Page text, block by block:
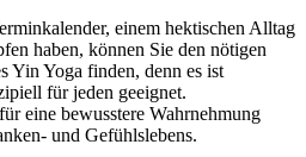
einem hektischen Alltag
haben, können Sie den nötigen
Yin Yoga finden, denn es ist
für jeden geeignet.
eine bewusstere Wahrnehmung
und Gefühlslebens.